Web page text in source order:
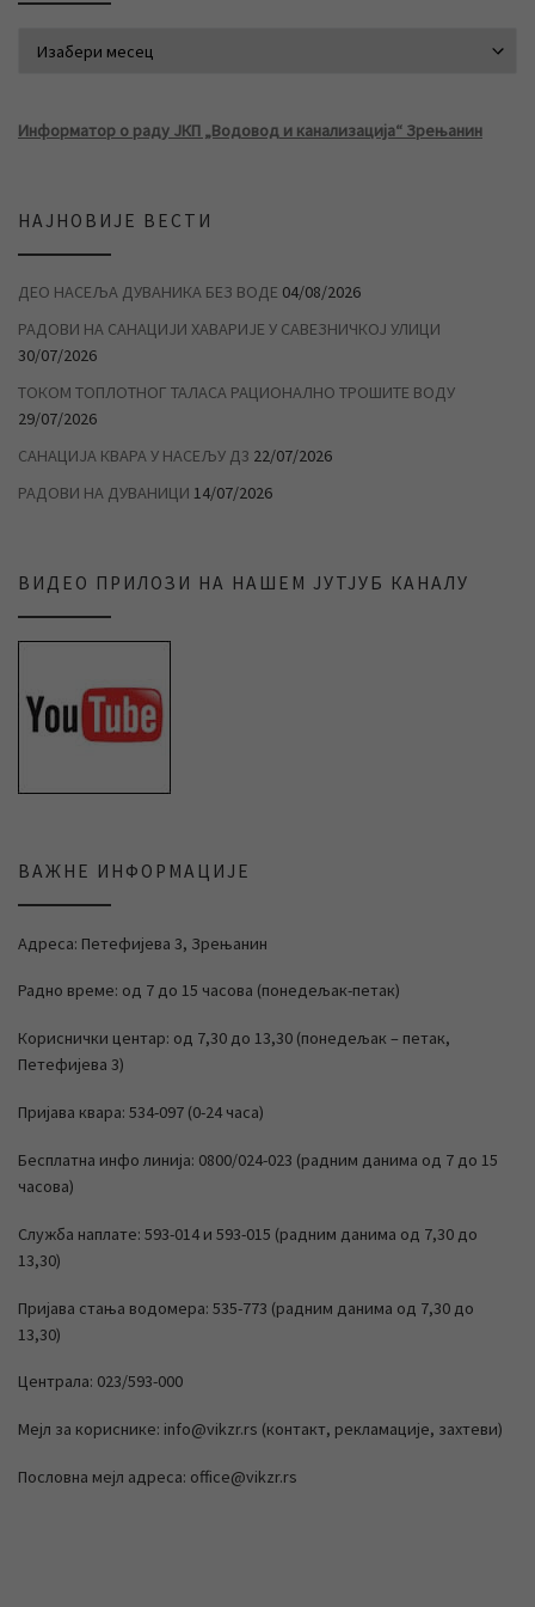
Информатор о раду ЈКП „Водовод и канализација“ Зрењанин
НАЈНОВИЈЕ ВЕСТИ
ДЕО НАСЕЉА ДУВАНИКА БЕЗ ВОДЕ 04/08/2026
РАДОВИ НА САНАЦИЈИ ХАВАРИЈЕ У САВЕЗНИЧКОЈ УЛИЦИ
30/07/2026
ТОКОМ ТОПЛОТНОГ ТАЛАСА РАЦИОНАЛНО ТРОШИТЕ ВОДУ
29/07/2026
САНАЦИЈА КВАРА У НАСЕЉУ Д3 22/07/2026
РАДОВИ НА ДУВАНИЦИ 14/07/2026
ВИДЕО ПРИЛОЗИ НА НАШЕМ ЈУТЈУБ КАНАЛУ
ВАЖНЕ ИНФОРМАЦИЈЕ
Адреса: Петефијева 3, Зрењанин
Радно време: од 7 до 15 часова (понедељак-петак)
Кориснички центар: од 7,30 до 13,30 (понедељак – петак,
Петефијева 3)
Пријава квара: 534-097 (0-24 часа)
Бесплатна инфо линија: 0800/024-023 (радним данима од 7 до 15
часова)
Служба наплате: 593-014 и 593-015 (радним данима од 7,30 до
13,30)
Пријава стања водомера: 535-773 (радним данима од 7,30 до
13,30)
Централа: 023/593-000
Мејл за кориснике: info@vikzr.rs (контакт, рекламације, захтеви)
Пословна мејл адреса: office@vikzr.rs